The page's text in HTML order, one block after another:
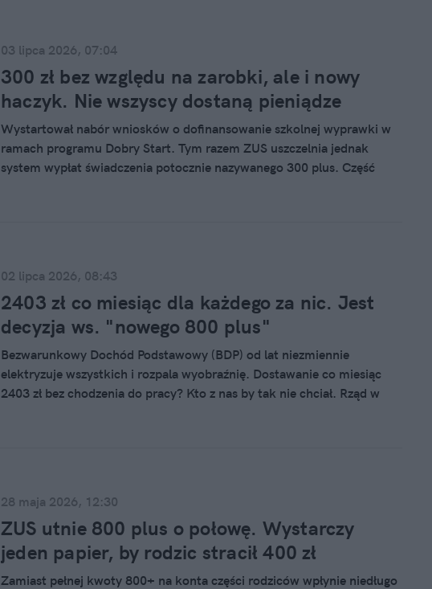
03 lipca 2026, 07:04
300 zł bez względu na zarobki, ale i nowy
haczyk. Nie wszyscy dostaną pieniądze
Wystartował nabór wniosków o dofinansowanie szkolnej wyprawki w
ramach programu Dobry Start. Tym razem ZUS uszczelnia jednak
system wypłat świadczenia potocznie nazywanego 300 plus. Część
02 lipca 2026, 08:43
2403 zł co miesiąc dla każdego za nic. Jest
decyzja ws. "nowego 800 plus"
Bezwarunkowy Dochód Podstawowy (BDP) od lat niezmiennie
elektryzuje wszystkich i rozpala wyobraźnię. Dostawanie co miesiąc
2403 zł bez chodzenia do pracy? Kto z nas by tak nie chciał. Rząd w
28 maja 2026, 12:30
ZUS utnie 800 plus o połowę. Wystarczy
jeden papier, by rodzic stracił 400 zł
Zamiast pełnej kwoty 800+ na konta części rodziców wpłynie niedługo